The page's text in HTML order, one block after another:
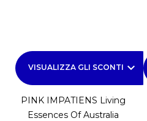
VISUALIZZA GLI SCONTI keyboard_arrow_down
PINK IMPATIENS Living
Essences Of Australia